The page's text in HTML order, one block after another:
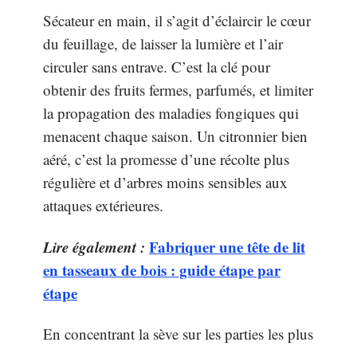
Sécateur en main, il s’agit d’éclaircir le cœur
du feuillage, de laisser la lumière et l’air
circuler sans entrave. C’est la clé pour
obtenir des fruits fermes, parfumés, et limiter
la propagation des maladies fongiques qui
menacent chaque saison. Un citronnier bien
aéré, c’est la promesse d’une récolte plus
régulière et d’arbres moins sensibles aux
attaques extérieures.
Lire également : Fabriquer une tête de lit
en tasseaux de bois : guide étape par
étape
En concentrant la sève sur les parties les plus